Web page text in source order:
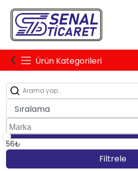
Ürün Kategorileri
56₺
Filtrele